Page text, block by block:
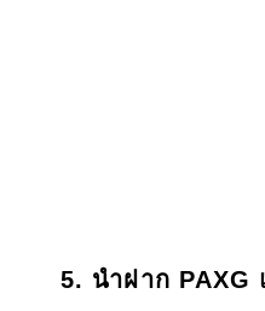
5. นำฝาก PAXG